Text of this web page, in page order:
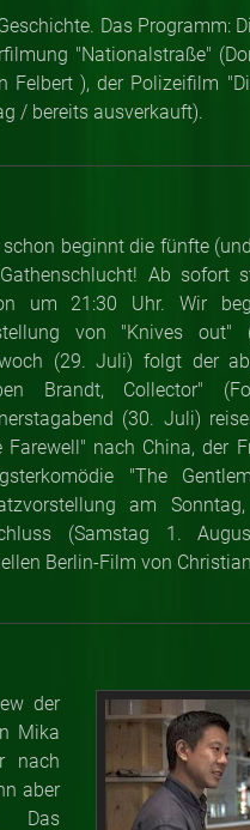
Das Programm:
"Nationalstraße"
), der Polizeifilm
/ bereits ausverkauft).
schon beginnt die fünfte
Ab sofort
um 21:30 Uhr. Wir
von "Knives out"
(29. Juli) folgt der
Brandt, Collector"
(30. Juli)
Farewell" nach China, der
"The
am
(Samstag 1.
Berlin-Film von
der
Mika
nach
aber
Das